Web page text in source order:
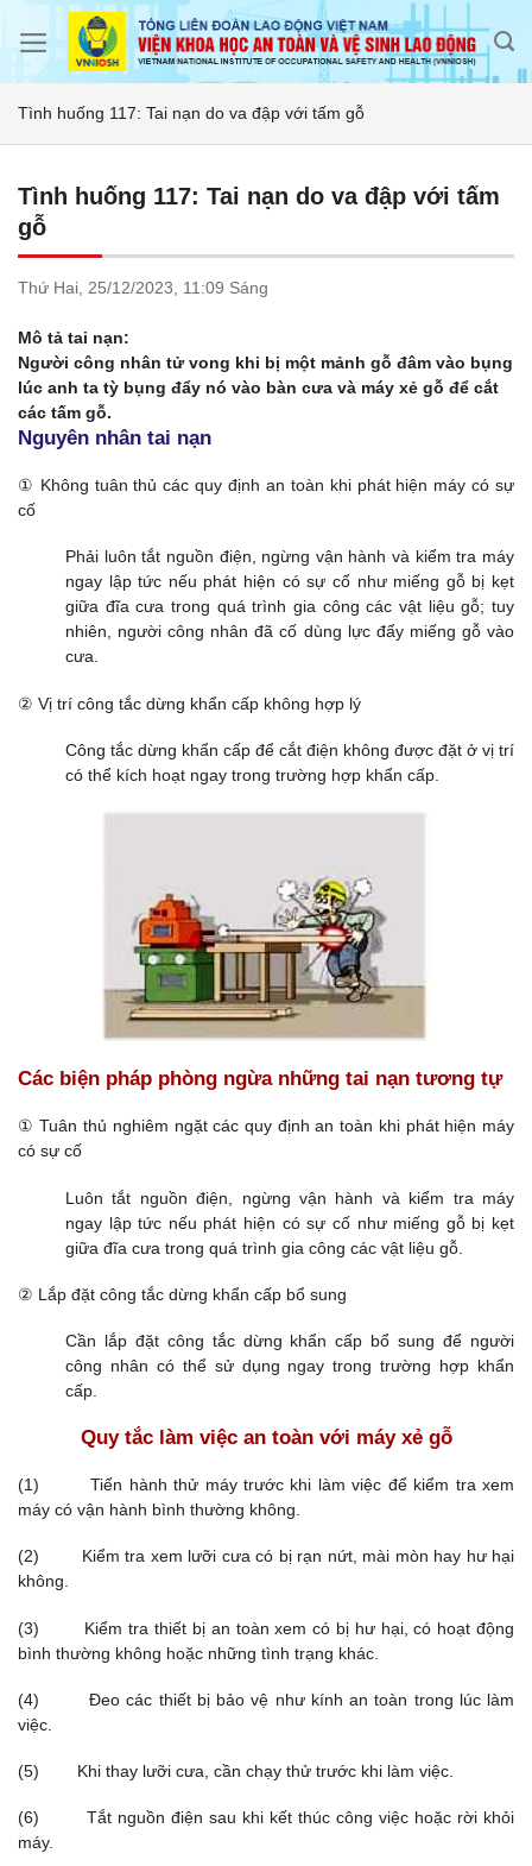
Tình huống 117: Tai nạn do va đập với tấm gỗ
Tình huống 117: Tai nạn do va đập với tấm
gỗ
Thứ Hai, 25/12/2023, 11:09 Sáng
Mô tả tai nạn:
Người công nhân tử vong khi bị một mảnh gỗ đâm vào bụng
lúc anh ta tỳ bụng đẩy nó vào bàn cưa và máy xẻ gỗ để cắt
các tấm gỗ.
Nguyên nhân tai nạn
① Không tuân thủ các quy định an toàn khi phát hiện máy có sự
cố
Phải luôn tắt nguồn điện, ngừng vận hành và kiểm tra máy
ngay lập tức nếu phát hiện có sự cố như miếng gỗ bị kẹt
giữa đĩa cưa trong quá trình gia công các vật liệu gỗ; tuy
nhiên, người công nhân đã cố dùng lực đẩy miếng gỗ vào
cưa.
② Vị trí công tắc dừng khẩn cấp không hợp lý
Công tắc dừng khẩn cấp để cắt điện không được đặt ở vị trí
có thể kích hoạt ngay trong trường hợp khẩn cấp.
Các biện pháp phòng ngừa những tai nạn tương tự
① Tuân thủ nghiêm ngặt các quy định an toàn khi phát hiện máy
có sự cố
Luôn tắt nguồn điện, ngừng vận hành và kiểm tra máy
ngay lập tức nếu phát hiện có sự cố như miếng gỗ bị kẹt
giữa đĩa cưa trong quá trình gia công các vật liệu gỗ.
② Lắp đặt công tắc dừng khẩn cấp bổ sung
Cần lắp đặt công tắc dừng khẩn cấp bổ sung để người
công nhân có thể sử dụng ngay trong trường hợp khẩn
cấp.
Quy tắc làm việc an toàn với máy xẻ gỗ
(1) Tiến hành thử máy trước khi làm việc để kiểm tra xem
máy có vận hành bình thường không.
(2) Kiểm tra xem lưỡi cưa có bị rạn nứt, mài mòn hay hư hại
không.
(3) Kiểm tra thiết bị an toàn xem có bị hư hại, có hoạt động
bình thường không hoặc những tình trạng khác.
(4) Đeo các thiết bị bảo vệ như kính an toàn trong lúc làm
việc.
(5) Khi thay lưỡi cưa, cần chạy thử trước khi làm việc.
(6) Tắt nguồn điện sau khi kết thúc công việc hoặc rời khỏi
máy.